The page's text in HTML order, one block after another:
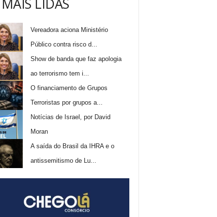
LIDAS
Vereadora aciona Ministério
Público contra risco d...
Show de banda que faz apologia
ao terrorismo tem i...
O financiamento de Grupos
Terroristas por grupos a...
Notícias de Israel, por David
Moran
A saída do Brasil da IHRA e o
antissemitismo de Lu...